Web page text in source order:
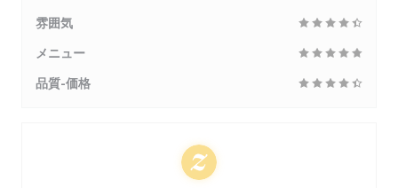
雰囲気
メニュー
品質-価格